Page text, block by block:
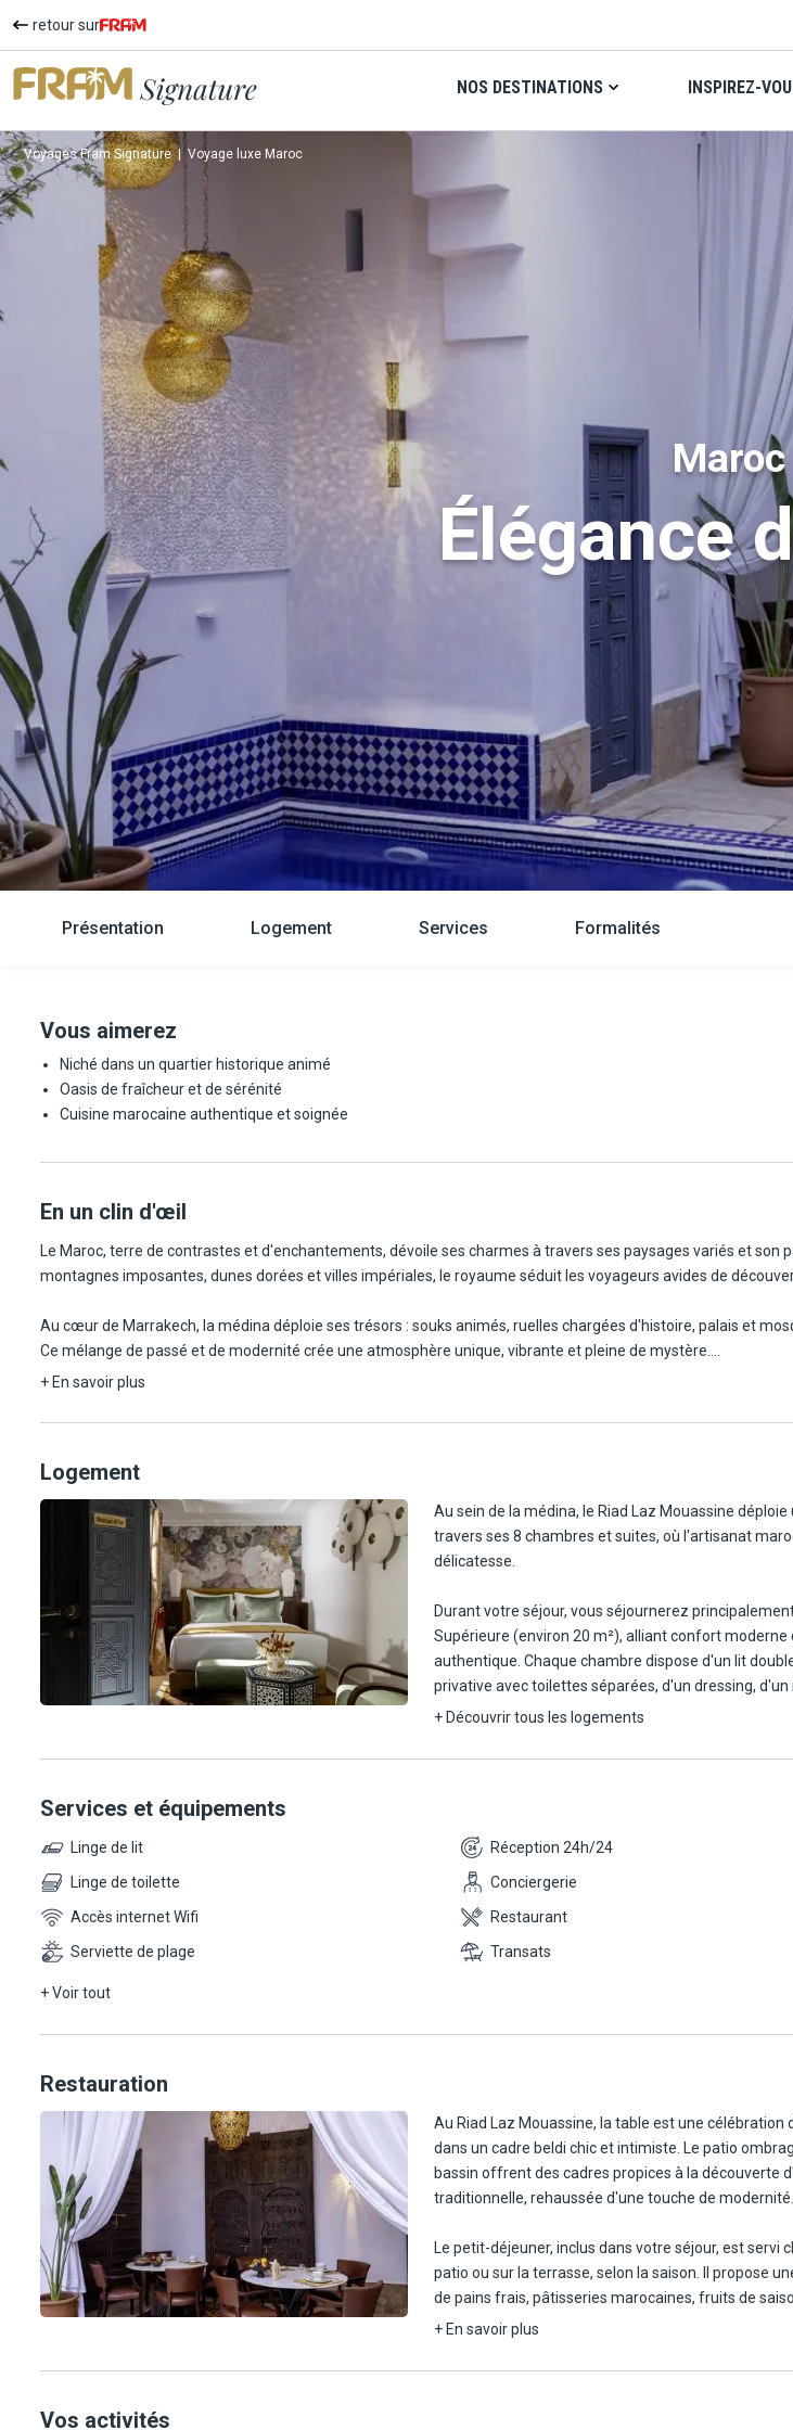
retour sur
NOS DESTINATIONS INSPIREZ-
Voyages Fram Signature|Voyage luxe Maroc
Maroc
Élégance
Présentation Logement Services Formalités
Vous aimerez
Niché dans un quartier historique animé
Oasis de fraîcheur et de sérénité
Cuisine marocaine authentique et soignée
En un clin d'œil
Le Maroc, terre de contrastes et d'enchantements, dévoile ses charmes à travers ses paysages variés et son
montagnes imposantes, dunes dorées et villes impériales, le royaume séduit les voyageurs avides de
Au cœur de Marrakech, la médina déploie ses trésors : souks animés, ruelles chargées d'histoire, palais et
Ce mélange de passé et de modernité crée une atmosphère unique, vibrante et pleine de mystère.
ambiance authentique. À quelques pas de la place Jemaa el-Fna et des principaux sites d'intérêt, ce riad
L'aéroport de Marrakech-Ménara est situé à environ 7 km, facilement accessible en une quinzaine de minutes
+ En savoir plus
Logement
Au sein de la médina, le Riad Laz Mouassine
travers ses 8 chambres et suites, où l'artisanat
délicatesse.
Durant votre séjour, vous séjournerez
Supérieure (environ 20 m²), alliant confort moderne
authentique. Chaque chambre dispose d'un lit
privative avec toilettes séparées, d'un dressing,
d'une machine à expresso, d'une bouilloire, de la
Pour une expérience plus spacieuse, le riad propose
supplément, des chambres Deluxe (20 m²), dotées
baignoire et douche à l'italienne, et des Suites
quant à elles deux configurations : en duplex, avec
séparées ; ou bien un espace aménagé avec
d'un canapé-banquette, fauteuil et table basse,
+ Découvrir tous les logements
Services et équipements
Linge de lit
Linge de toilette
Accès internet Wifi
Serviette de plage
Réception 24h/24
Conciergerie
Restaurant
Transats
+ Voir tout
Restauration
Au Riad Laz Mouassine, la table est une célébration
dans un cadre beldi chic et intimiste. Le patio
bassin offrent des cadres propices à la découverte
traditionnelle, rehaussée d'une touche de modernité.
Le petit-déjeuner, inclus dans votre séjour, est servi
patio ou sur la terrasse, selon la saison. Il propose
de pains frais, pâtisseries marocaines, fruits de
miels et confitures maison, accompagnés du
Avec supplément, vous pouvez choisir la formule
+ En savoir plus
Vos activités